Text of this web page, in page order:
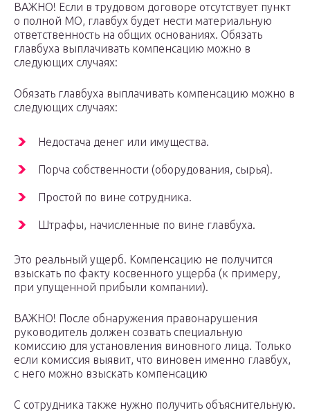
ВАЖНО! Если в трудовом договоре отсутствует пункт
о полной МО, главбух будет нести материальную
ответственность на общих основаниях. Обязать
главбуха выплачивать компенсацию можно в
следующих случаях:
Обязать главбуха выплачивать компенсацию можно в
следующих случаях:
Недостача денег или имущества.
Порча собственности (оборудования, сырья).
Простой по вине сотрудника.
Штрафы, начисленные по вине главбуха.
Это реальный ущерб. Компенсацию не получится
взыскать по факту косвенного ущерба (к примеру,
при упущенной прибыли компании).
ВАЖНО! После обнаружения правонарушения
руководитель должен созвать специальную
комиссию для установления виновного лица. Только
если комиссия выявит, что виновен именно главбух,
с него можно взыскать компенсацию
С сотрудника также нужно получить объяснительную.